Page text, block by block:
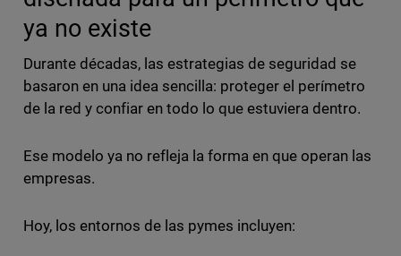
ya no existe
Durante décadas, las estrategias de seguridad se
basaron en una idea sencilla: proteger el perímetro
de la red y confiar en todo lo que estuviera dentro.
Ese modelo ya no refleja la forma en que operan las
empresas.
Hoy, los entornos de las pymes incluyen: